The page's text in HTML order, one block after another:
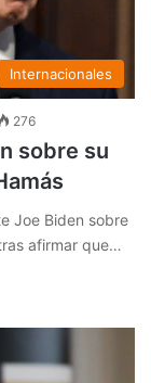
Internacionales
276
sobre su
Joe Biden sobre
afirmar que…